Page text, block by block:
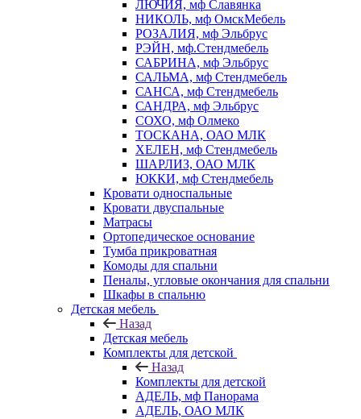
ЛЮЧИЯ, мф Славянка
НИКОЛЬ, мф ОмскМебель
РОЗАЛИЯ, мф Эльбрус
РЭЙН, мф.Стендмебель
САБРИНА, мф Эльбрус
САЛЬМА, мф Стендмебель
САНСА, мф Стендмебель
САНДРА, мф Эльбрус
СОХО, мф Олмеко
ТОСКАНА, ОАО МЛК
ХЕЛЕН, мф Стендмебель
ШАРЛИЗ, ОАО МЛК
ЮККИ, мф Стендмебель
Кровати односпальные
Кровати двуспальные
Матрасы
Ортопедическое основание
Тумба прикроватная
Комоды для спальни
Пеналы, угловые окончания для спальни
Шкафы в спальню
Детская мебель
Назад
Детская мебель
Комплекты для детской
Назад
Комплекты для детской
АДЕЛЬ, мф Панорама
АДЕЛЬ, ОАО МЛК